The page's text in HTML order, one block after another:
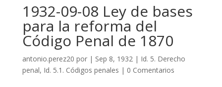
1932-09-08 Ley de bases
para la reforma del
Código Penal de 1870
antonio.perez20 por | Sep 8, 1932 | Id. 5. Derecho
penal, Id. 5.1. Códigos penales | 0 Comentarios